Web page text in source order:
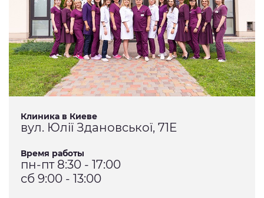
Клиника в Киеве
вул. Юлії Здановської, 71Е
Время работы
пн-пт 8:30 - 17:00
сб 9:00 - 13:00